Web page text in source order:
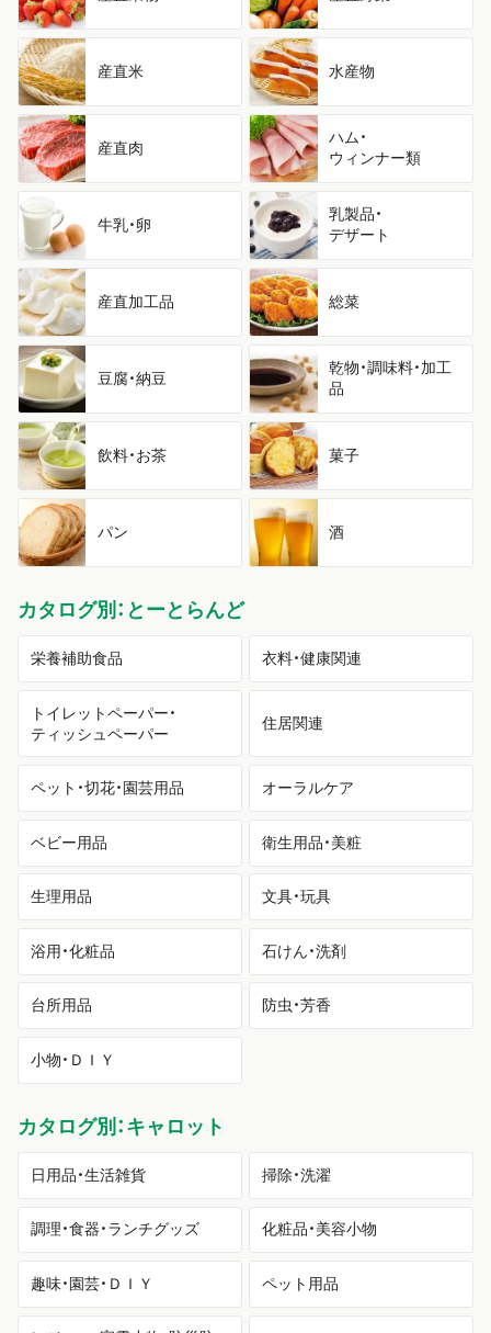
産直米 水産物
産直肉
ハム・
ウィンナー類
牛乳・卵
乳製品・
デザート
産直加工品 総菜
豆腐・納豆
乾物・調味料・加工
品
飲料・お茶 菓子
パン 酒
カタログ別：とーとらんど
栄養補助食品 衣料・健康関連
トイレットペーパー・
ティッシュペーパー
住居関連
ペット・切花・園芸用品 オーラルケア
ベビー用品 衛生用品・美粧
生理用品 文具・玩具
浴用・化粧品 石けん・洗剤
台所用品 防虫・芳香
小物・ＤＩＹ
カタログ別：キャロット
日用品・生活雑貨 掃除・洗濯
調理・食器・ランチグッズ 化粧品・美容小物
趣味・園芸・ＤＩＹ ペット用品